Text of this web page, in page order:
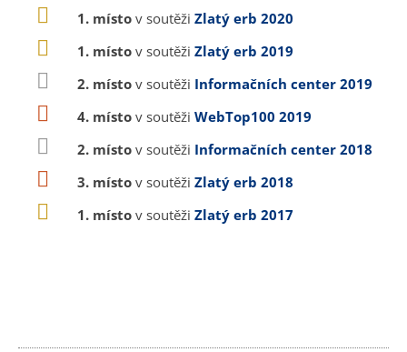
1. místo v soutěži Zlatý erb 2020
1. místo v soutěži Zlatý erb 2019
2. místo v soutěži Informačních center 2019
4. místo v soutěži WebTop100 2019
2. místo v soutěži Informačních center 2018
3. místo v soutěži Zlatý erb 2018
1. místo v soutěži Zlatý erb 2017